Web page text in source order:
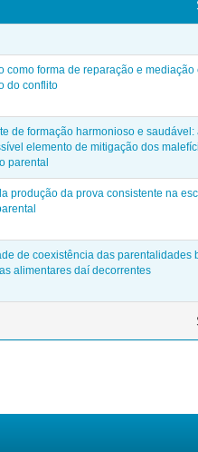
como forma de reparação e mediação
do conflito
de formação harmonioso e saudável:
elemento de mitigação dos
parental
produção da prova consistente na
de coexistência das parentalidades
alimentares daí decorrentes